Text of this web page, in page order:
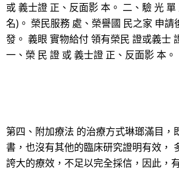
或 義士證 正、反面影 本。 二、驗 光
名)。 榮民服務 處、榮譽國 民之家 申請
發。 義眼 實物給付 領有榮民 證或義士
一、榮 民 證 或 義士證 正、反面影 本。
第四、附加療法 的治療方式琳瑯滿目，
書，也沒有其他的臨床研究證明有效，
誇大的療效，不足以完全採信，因此，